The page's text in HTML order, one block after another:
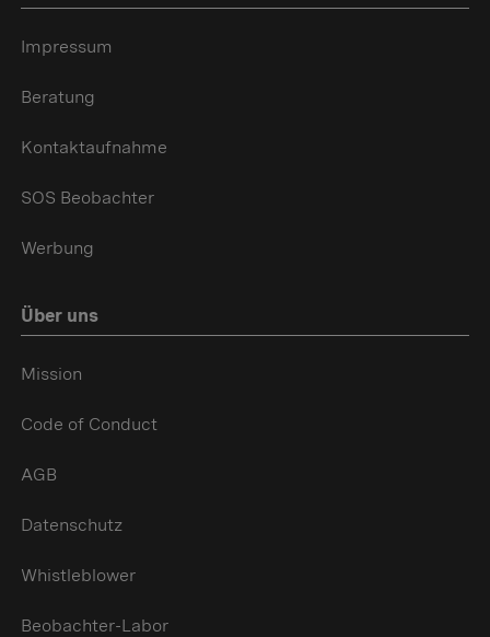
Impressum
Beratung
Kontaktaufnahme
SOS Beobachter
Werbung
Über uns
Mission
Code of Conduct
AGB
Datenschutz
Whistleblower
Beobachter-Labor